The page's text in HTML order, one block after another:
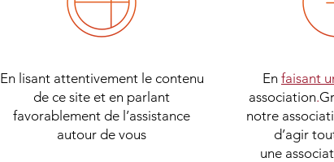
En lisant attentivement le contenu
de ce site et en parlant
favorablement de l’assistance
autour de vous
En faisant
association.
notre
d’agir
une